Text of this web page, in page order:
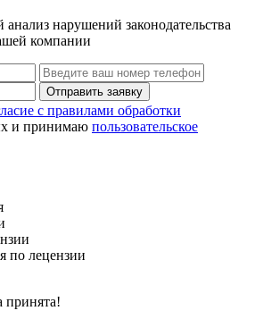
нарушений законодательства
компании
Отправить заявку
с правилами обработки
и принимаю пользовательское
по лецензии
принята!